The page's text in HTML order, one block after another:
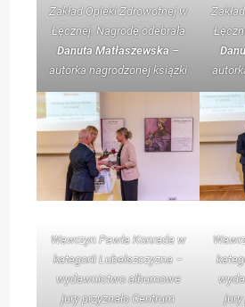
Zakład Opieki Zdrowotnej w
Łęcznej. Nagrodę odebrała
Danuta Matłaszewska –
autorka nagrodzonej książki
Wawrzyn Pawła Konrada w
kategorii Lubelszczyzna –
wydawnictwo albumowe
jury przyznało Centrum
jury